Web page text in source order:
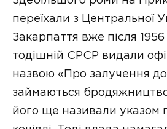
переїхали з Центральної
Закарпаття вже після
тодішній СРСР видали
назвою «Про залучення до
займаються
його ще називали указом